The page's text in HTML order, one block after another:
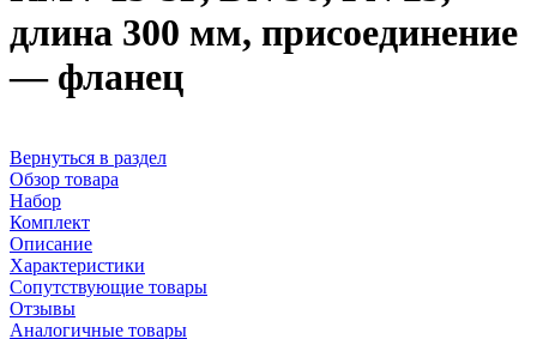
длина 300 мм, присоединение
— фланец
Вернуться в раздел
Обзор товара
Набор
Комплект
Описание
Характеристики
Сопутствующие товары
Отзывы
Аналогичные товары